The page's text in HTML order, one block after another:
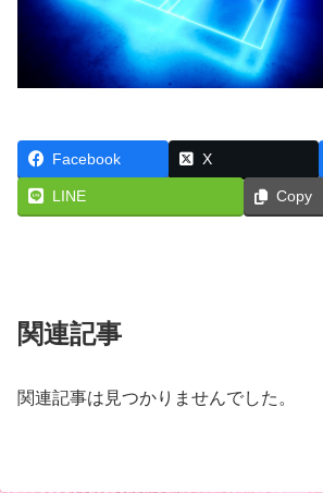
Facebook X
LINE Copy
関連記事
関連記事は見つかりませんでした。